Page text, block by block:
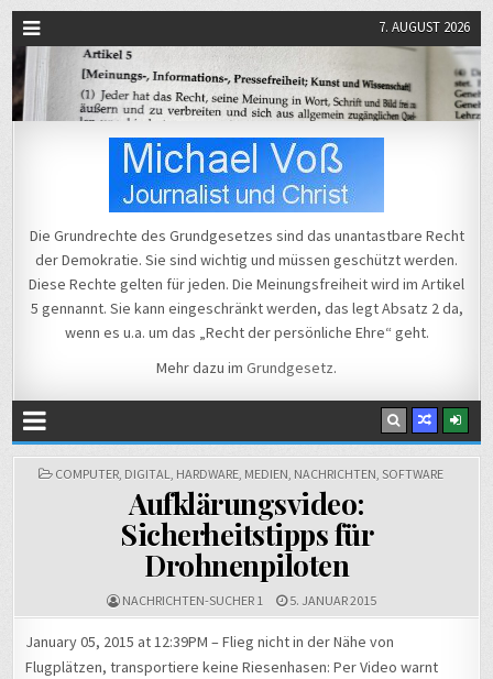
7. AUGUST 2026
Michael Voß
Die Grundrechte des Grundgesetzes sind das unantastbare Recht
der Demokratie. Sie sind wichtig und müssen geschützt werden.
Diese Rechte gelten für jeden. Die Meinungsfreiheit wird im Artikel
5 gennannt. Sie kann eingeschränkt werden, das legt Absatz 2 da,
wenn es u.a. um das „Recht der persönliche Ehre“ geht.
Mehr dazu im Grundgesetz.
POSTED
COMPUTER, DIGITAL, HARDWARE, MEDIEN, NACHRICHTEN, SOFTWARE
Aufklärungsvideo:
Sicherheitstipps für
Drohnenpiloten
NACHRICHTEN-SUCHER 1 5. JANUAR 2015
January 05, 2015 at 12:39PM – Flieg nicht in der Nähe von
Flugplätzen, transportiere keine Riesenhasen: Per Video warnt